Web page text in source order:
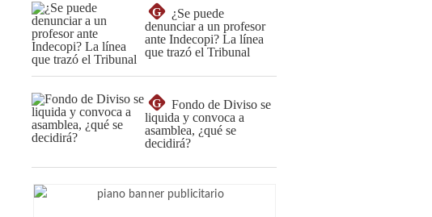
G
¿Se puede
denunciar a un profesor
ante Indecopi? La línea
que trazó el Tribunal
G
Fondo de Diviso se
liquida y convoca a
asamblea, ¿qué se
decidirá?